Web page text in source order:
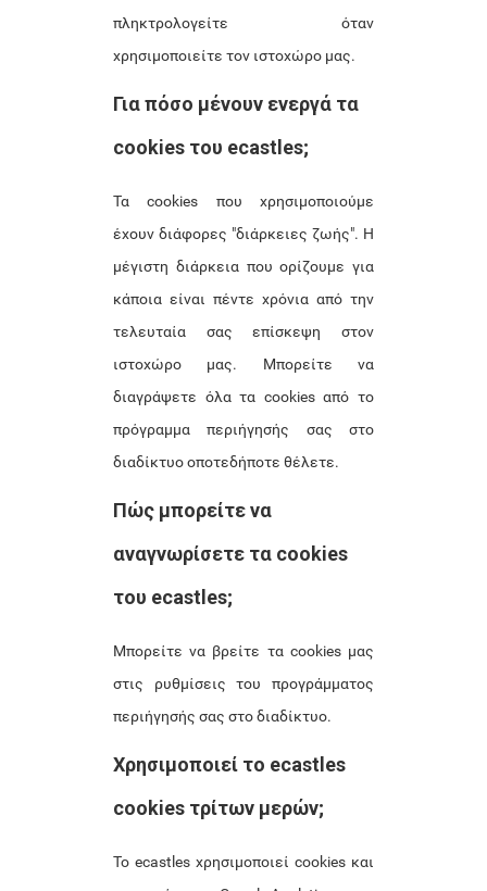
πληκτρολογείτε όταν
χρησιμοποιείτε τον ιστοχώρο μας.
Για πόσο μένουν ενεργά τα
cookies του ecastles;
Τα cookies που χρησιμοποιούμε
έχουν διάφορες "διάρκειες ζωής". Η
μέγιστη διάρκεια που ορίζουμε για
κάποια είναι πέντε χρόνια από την
τελευταία σας επίσκεψη στον
ιστοχώρο μας. Μπορείτε να
διαγράψετε όλα τα cookies από το
πρόγραμμα περιήγησής σας στο
διαδίκτυο οποτεδήποτε θέλετε.
Πώς μπορείτε να
αναγνωρίσετε τα cookies
του ecastles;
Μπορείτε να βρείτε τα cookies μας
στις ρυθμίσεις του προγράμματος
περιήγησής σας στο διαδίκτυο.
Χρησιμοποιεί το ecastles
cookies τρίτων μερών;
Το ecastles χρησιμοποιεί cookies και